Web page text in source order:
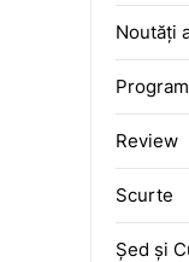
Noutăți
Review
Scurte
Șed și